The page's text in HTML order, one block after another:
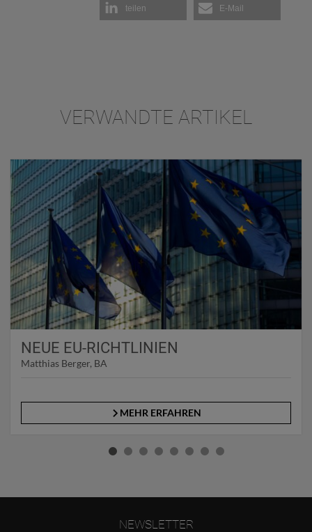
teilen E-Mail
VERWANDTE ARTIKEL
NEUE EU-RICHTLINIEN
Matthias Berger, BA
MEHR ERFAHREN
NEWSLETTER